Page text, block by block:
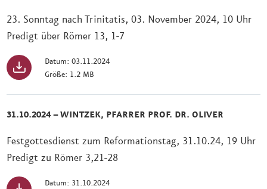
23. Sonntag nach Trinitatis, 03. November 2024, 10 Uhr
Predigt über Römer 13, 1-7
Datum: 03.11.2024
Größe: 1.2 MB
31.10.2024 – WINTZEK, PFARRER PROF. DR. OLIVER
Festgottesdienst zum Reformationstag, 31.10.24, 19 Uhr
Predigt zu Römer 3,21-28
Datum: 31.10.2024